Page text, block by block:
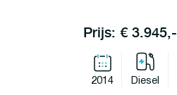
Prijs: € 3.945,-
2014 Diesel